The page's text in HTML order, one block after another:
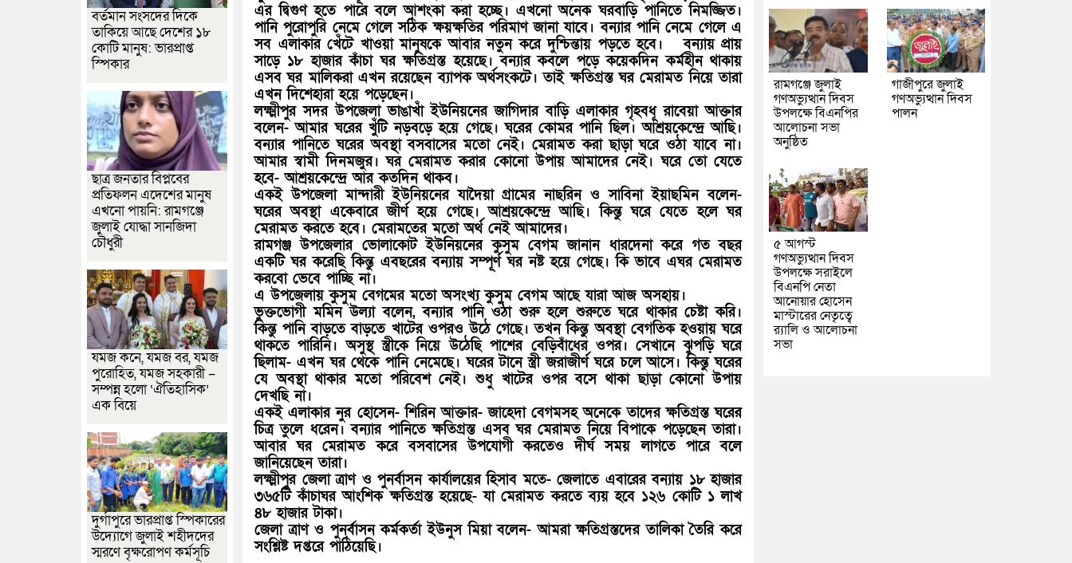
এর দ্বিগুণ হতে পারে বলে আশংকা করা হচ্ছে। এখনো অনেক ঘরবাড়ি পানিতে নিমজ্জিত।
পানি পুরোপুরি নেমে গেলে সঠিক ক্ষয়ক্ষতির পরিমাণ জানা যাবে। বন্যার পানি নেমে গেলে এ
সব এলাকার খেঁটে খাওয়া মানুষকে আবার নতুন করে দুশ্চিন্তায় পড়তে হবে। বন্যায় প্রায়
সাড়ে ১৮ হাজার কাঁচা ঘর ক্ষতিগ্রস্ত হয়েছে। বন্যার কবলে পড়ে কয়েকদিন কর্মহীন থাকায়
এসব ঘর মালিকরা এখন রয়েছেন ব্যাপক অর্থসংকটে। তাই ক্ষতিগ্রস্ত ঘর মেরামত নিয়ে তারা
এখন দিশেহারা হয়ে পড়েছেন।
লক্ষ্মীপুর সদর উপজেলা ভাঙাখাঁ ইউনিয়নের জাগিদার বাড়ি এলাকার গৃহবধূ রাবেয়া আক্তার
বলেন- আমার ঘরের খুঁটি নড়বড়ে হয়ে গেছে। ঘরের কোমর পানি ছিল। আশ্রয়কেন্দ্রে আছি।
বন্যার পানিতে ঘরের অবস্থা বসবাসের মতো নেই। মেরামত করা ছাড়া ঘরে ওঠা যাবে না।
আমার স্বামী দিনমজুর। ঘর মেরামত করার কোনো উপায় আমাদের নেই। ঘরে তো যেতে
হবে- আশ্রয়কেন্দ্রে আর কতদিন থাকব।
একই উপজেলা মান্দারী ইউনিয়নের যাদৈয়া গ্রামের নাছরিন ও সাবিনা ইয়াছমিন বলেন-
ঘরের অবস্থা একেবারে জীর্ণ হয়ে গেছে। আশ্রয়কেন্দ্রে আছি। কিন্তু ঘরে যেতে হলে ঘর
মেরামত করতে হবে। মেরামতের মতো অর্থ নেই আমাদের।
রামগঞ্জ উপজেলার ভোলাকোট ইউনিয়নের কুসুম বেগম জানান ধারদেনা করে গত বছর
একটি ঘর করেছি কিন্তু এবছরের বন্যায় সম্পূর্ণ ঘর নষ্ট হয়ে গেছে। কি ভাবে এঘর মেরামত
করবো ভেবে পাচ্ছি না।
এ উপজেলায় কুসুম বেগমের মতো অসংখ্য কুসুম বেগম আছে যারা আজ অসহায়।
ভুক্তভোগী মমিন উল্যা বলেন, বন্যার পানি ওঠা শুরু হলে শুরুতে ঘরে থাকার চেষ্টা করি।
কিন্তু পানি বাড়তে বাড়তে খাটের ওপরও উঠে গেছে। তখন কিন্তু অবস্থা বেগতিক হওয়ায় ঘরে
থাকতে পারিনি। অসুস্থ স্ত্রীকে নিয়ে উঠেছি পাশের বেড়িবাঁধের ওপর। সেখানে ঝুপড়ি ঘরে
ছিলাম- এখন ঘর থেকে পানি নেমেছে। ঘরের টানে স্ত্রী জরাজীর্ণ ঘরে চলে আসে। কিন্তু ঘরের
যে অবস্থা থাকার মতো পরিবেশ নেই। শুধু খাটের ওপর বসে থাকা ছাড়া কোনো উপায়
দেখছি না।
একই এলাকার নুর হোসেন- শিরিন আক্তার- জাহেদা বেগমসহ অনেকে তাদের ক্ষতিগ্রস্ত ঘরের
চিত্র তুলে ধরেন। বন্যার পানিতে ক্ষতিগ্রস্ত এসব ঘর মেরামত নিয়ে বিপাকে পড়েছেন তারা।
আবার ঘর মেরামত করে বসবাসের উপযোগী করতেও দীর্ঘ সময় লাগতে পারে বলে
জানিয়েছেন তারা।
লক্ষ্মীপুর জেলা ত্রাণ ও পুনর্বাসন কার্যালয়ের হিসাব মতে- জেলাতে এবারের বন্যায় ১৮ হাজার
৩৬৫টি কাঁচাঘর আংশিক ক্ষতিগ্রস্ত হয়েছে- যা মেরামত করতে ব্যয় হবে ১২৬ কোটি ১ লাখ
৪৮ হাজার টাকা।
জেলা ত্রাণ ও পুনর্বাসন কর্মকর্তা ইউনুস মিয়া বলেন- আমরা ক্ষতিগ্রস্তদের তালিকা তৈরি করে
সংশ্লিষ্ট দপ্তরে পাঠিয়েছি।
বর্তমান সংসদের দিকে
তাকিয়ে আছে দেশের ১৮
কোটি মানুষ: ভারপ্রাপ্ত
স্পিকার
ছাত্র জনতার বিপ্লবের
প্রতিফলন এদেশের মানুষ
এখনো পায়নি: রামগঞ্জে
জুলাই যোদ্ধা সানজিদা
চৌধুরী
যমজ কনে, যমজ বর, যমজ
পুরোহিত, যমজ সহকারী –
সম্পন্ন হলো ‘ঐতিহাসিক’
এক বিয়ে
দুর্গাপুরে ভারপ্রাপ্ত স্পিকারের
উদ্যোগে জুলাই শহীদদের
স্মরণে বৃক্ষরোপণ কর্মসূচি
রামগঞ্জে জুলাই
গণঅভ্যুত্থান দিবস
উপলক্ষে বিএনপির
আলোচনা সভা
অনুষ্ঠিত
গাজীপুরে জুলাই
গণঅভ্যুত্থান দিবস
পালন
৫ আগস্ট
গণঅভ্যুত্থান দিবস
উপলক্ষে সরাইলে
বিএনপি নেতা
আনোয়ার হোসেন
মাস্টারের নেতৃত্বে
র‍্যালি ও আলোচনা
সভা